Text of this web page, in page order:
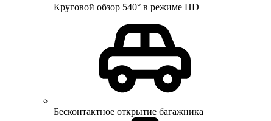
Круговой обзор 540° в режиме HD
Бесконтактное открытие багажника